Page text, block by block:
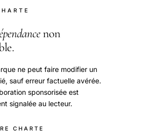
non
ne peut faire modifier un
sauf erreur factuelle avérée.
sponsorisée est
signalée au lecteur.
CHARTE